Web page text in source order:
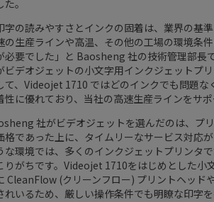
た。
字の読みやすさとインクの固着は、業界の基
の生産ラインや高温、その他の工場の環境条
必要でした」と Baosheng 社の技術管理部
ビデオジェットの小文字用インクジェットプ
て、Videojet 1710 ではどのインクでも問題
性に優れており、当社の高速生産ラインをサポ
社がビデオジェットを選んだのは、プ
格であった上に、タイムリーなサービス対応
な環境では、多くのインクジェットプリンタ
りがちです。Videojet 1710をはじめとした小
CleanFlow (クリーンフロー) プリントヘッ
れいるため、厳しい操作条件でも明瞭な印字